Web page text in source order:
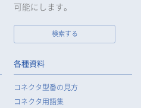
可能にします。
検索する
各種資料
コネクタ型番の見方
コネクタ用語集